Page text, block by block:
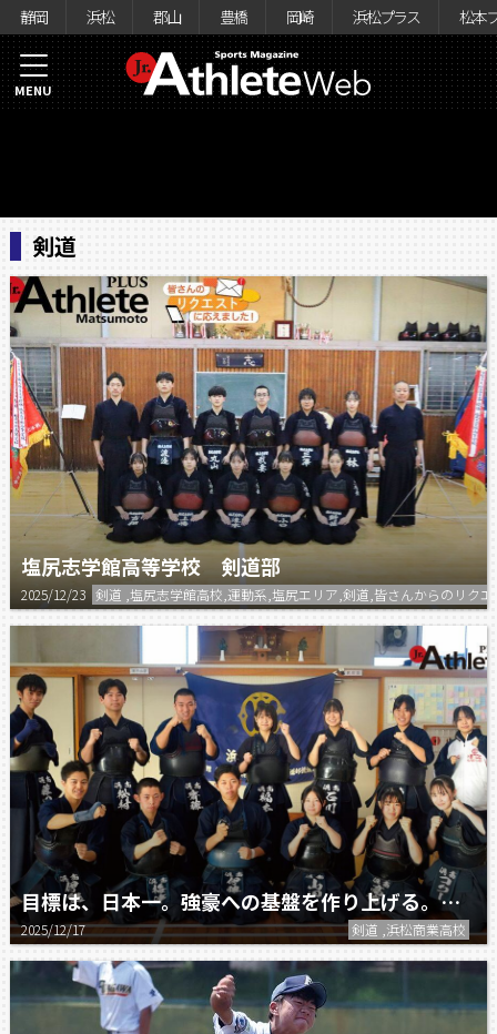
静岡 浜松 郡山 豊橋 岡崎 浜松プラス 松本
MENU
剣道
塩尻志学館高等学校 剣道部
2025/12/23 剣道 ,塩尻志学館高校,運動系,塩尻エリア,剣道,皆さんからのリク
目標は、日本一。強豪への基盤を作り上げる。／浜松商業高校剣道部
2025/12/17 剣道 ,浜松商業高校